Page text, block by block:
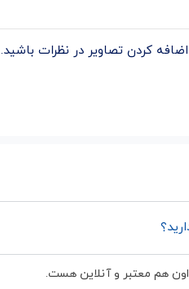
کردن تصاویر در نظرات باشید.
اون هم معتبر و آنلاین هست.